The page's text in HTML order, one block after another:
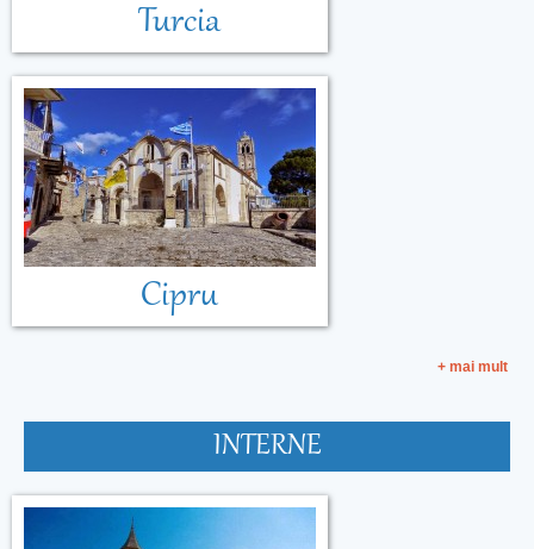
Turcia
Cipru
+ mai mult
INTERNE